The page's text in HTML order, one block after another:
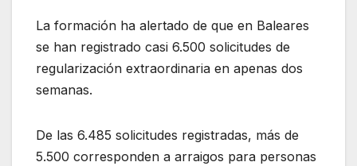
La formación ha alertado de que en Baleares
se han registrado casi 6.500 solicitudes de
regularización extraordinaria en apenas dos
semanas.
De las 6.485 solicitudes registradas, más de
5.500 corresponden a arraigos para personas